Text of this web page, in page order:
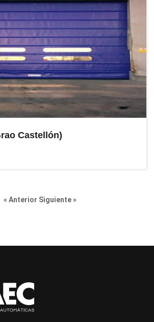
Castellón)
« Anterior Siguiente »